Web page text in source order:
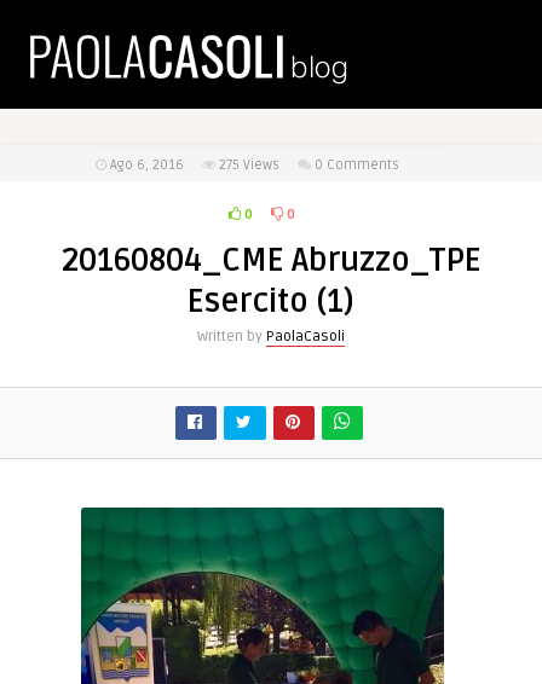
Ago 6, 2016 275 Views 0 Comments
0 0
20160804_CME Abruzzo_TPE
Esercito (1)
Written by PaolaCasoli